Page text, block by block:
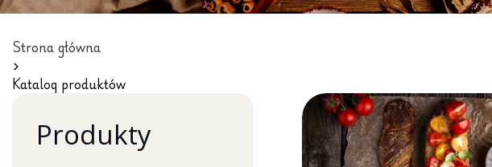
Strona główna
Katalog produktów
Produkty